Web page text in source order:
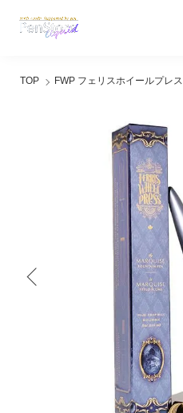
TOP FWP フェリスホイールプレス